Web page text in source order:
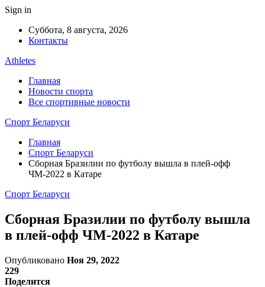
Sign in
Суббота, 8 августа, 2026
Контакты
Athletes
Главная
Новости спорта
Все спортивные новости
Спорт Беларуси
Главная
Спорт Беларуси
Сборная Бразилии по футболу вышла в плей-офф
ЧМ-2022 в Катаре
Спорт Беларуси
Сборная Бразилии по футболу вышла
в плей-офф ЧМ-2022 в Катаре
Опубликовано Ноя 29, 2022
229
Поделится